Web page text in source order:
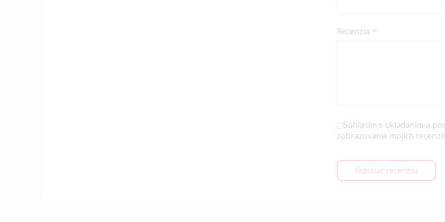
Recenzia
Súhlasím s ukladaním a
zobrazovanie mojich
Odoslať recenziu